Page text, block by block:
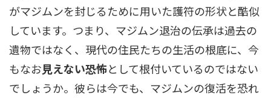
がマジムンを封じるために用いた護符の形状と酷似
しています。つまり、マジムン退治の伝承は過去の
遺物ではなく、現代の住民たちの生活の根底に、今
もなお見えない恐怖として根付いているのではない
でしょうか。彼らは今でも、マジムンの復活を恐れ